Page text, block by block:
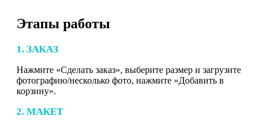
Этапы работы
1. ЗАКАЗ
Нажмите «Сделать заказ», выберите размер и загрузите
фотографию/несколько фото, нажмите «Добавить в
корзину».
2. МАКЕТ